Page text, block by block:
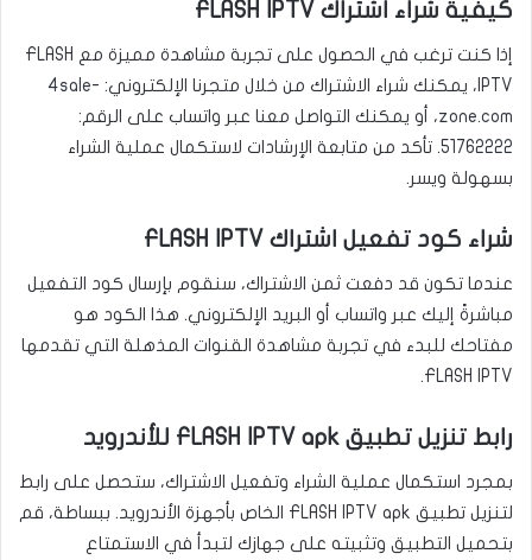
كيفية شراء اشتراك FLASH IPTV
إذا كنت ترغب في الحصول على تجربة مشاهدة مميزة مع FLASH
IPTV، يمكنك شراء الاشتراك من خلال متجرنا الإلكتروني:
4sale-
zone.com، أو يمكنك التواصل معنا عبر واتساب على الرقم:
51762222. تأكد من متابعة الإرشادات لاستكمال عملية الشراء
بسهولة ويسر.
شراء كود تفعيل اشتراك FLASH IPTV
عندما تكون قد دفعت ثمن الاشتراك، سنقوم بإرسال كود التفعيل
مباشرةً إليك عبر واتساب أو البريد الإلكتروني. هذا الكود هو
مفتاحك للبدء في تجربة مشاهدة القنوات المذهلة التي تقدمها
FLASH IPTV.
رابط تنزيل تطبيق FLASH IPTV apk للأندرويد
بمجرد استكمال عملية الشراء وتفعيل الاشتراك، ستحصل على رابط
لتنزيل تطبيق FLASH IPTV apk الخاص بأجهزة الأندرويد. ببساطة، قم
بتحميل التطبيق وتثبيته على جهازك لتبدأ في الاستمتاع